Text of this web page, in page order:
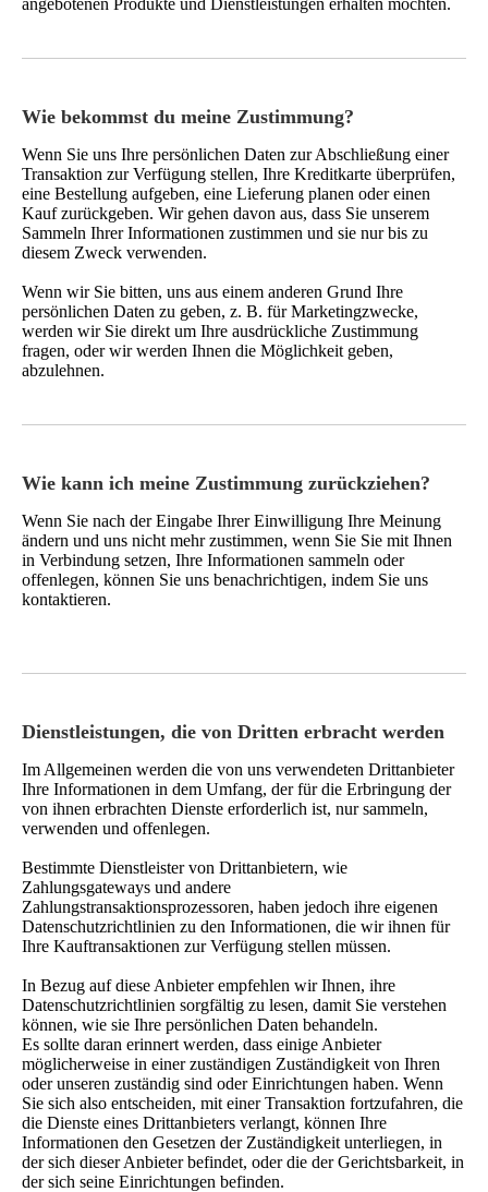
angebotenen Produkte und Dienstleistungen erhalten möchten.
Wie bekommst du meine Zustimmung?
Wenn Sie uns Ihre persönlichen Daten zur Abschließung einer
Transaktion zur Verfügung stellen, Ihre Kreditkarte überprüfen,
eine Bestellung aufgeben, eine Lieferung planen oder einen
Kauf zurückgeben. Wir gehen davon aus, dass Sie unserem
Sammeln Ihrer Informationen zustimmen und sie nur bis zu
diesem Zweck verwenden.
Wenn wir Sie bitten, uns aus einem anderen Grund Ihre
persönlichen Daten zu geben, z. B. für Marketingzwecke,
werden wir Sie direkt um Ihre ausdrückliche Zustimmung
fragen, oder wir werden Ihnen die Möglichkeit geben,
abzulehnen.
Wie kann ich meine Zustimmung zurückziehen?
Wenn Sie nach der Eingabe Ihrer Einwilligung Ihre Meinung
ändern und uns nicht mehr zustimmen, wenn Sie Sie mit Ihnen
in Verbindung setzen, Ihre Informationen sammeln oder
offenlegen, können Sie uns benachrichtigen, indem Sie uns
kontaktieren.
Dienstleistungen, die von Dritten erbracht werden
Im Allgemeinen werden die von uns verwendeten Drittanbieter
Ihre Informationen in dem Umfang, der für die Erbringung der
von ihnen erbrachten Dienste erforderlich ist, nur sammeln,
verwenden und offenlegen.
Bestimmte Dienstleister von Drittanbietern, wie
Zahlungsgateways und andere
Zahlungstransaktionsprozessoren, haben jedoch ihre eigenen
Datenschutzrichtlinien zu den Informationen, die wir ihnen für
Ihre Kauftransaktionen zur Verfügung stellen müssen.
In Bezug auf diese Anbieter empfehlen wir Ihnen, ihre
Datenschutzrichtlinien sorgfältig zu lesen, damit Sie verstehen
können, wie sie Ihre persönlichen Daten behandeln.
Es sollte daran erinnert werden, dass einige Anbieter
möglicherweise in einer zuständigen Zuständigkeit von Ihren
oder unseren zuständig sind oder Einrichtungen haben. Wenn
Sie sich also entscheiden, mit einer Transaktion fortzufahren, die
die Dienste eines Drittanbieters verlangt, können Ihre
Informationen den Gesetzen der Zuständigkeit unterliegen, in
der sich dieser Anbieter befindet, oder die der Gerichtsbarkeit, in
der sich seine Einrichtungen befinden.